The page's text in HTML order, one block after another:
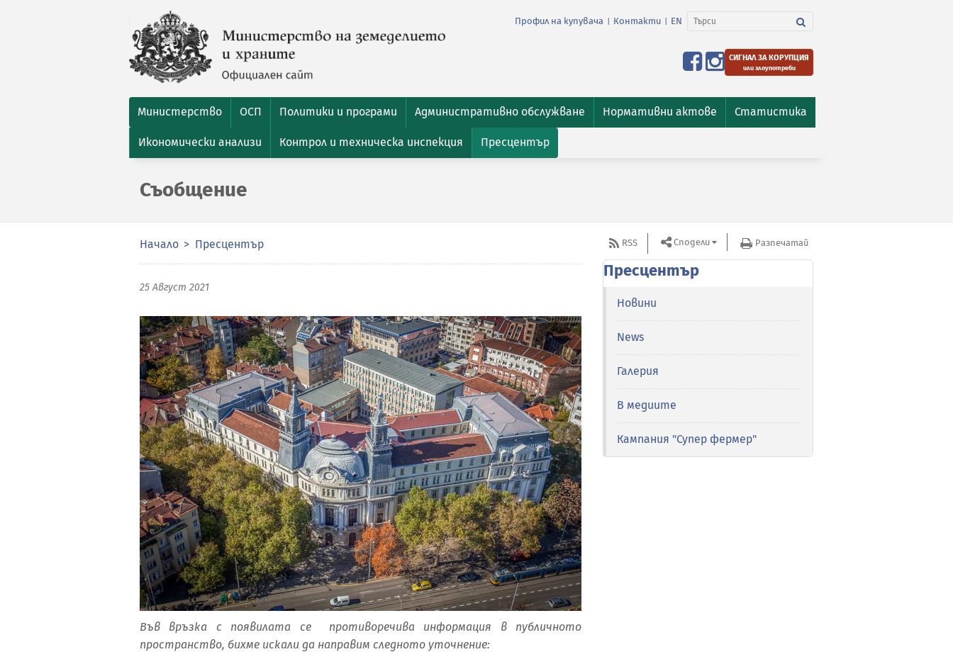
Профил на купувача Контакти EN
СИГНАЛ ЗА КОРУПЦИЯ
или злоупотреби
Министерство ОСП Политики и програми Административно обслужване Нормативни актове Статистика
Икономически анализи Контрол и техническа инспекция Пресцентър
Съобщение
Начало Пресцентър
25 Август 2021
Във връзка с появилата се противоречива информация в публичното
пространство, бихме искали да направим следното уточнение:
RSS Сподели Разпечатай
Пресцентър
Новини
News
Галерия
В медиите
Кампания "Супер фермер"